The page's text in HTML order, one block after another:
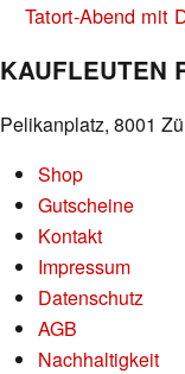
Tatort-Abend mit
KAUFLEUTEN
Pelikanplatz, 8001
Shop
Gutscheine
Kontakt
Impressum
Datenschutz
AGB
Nachhaltigkeit